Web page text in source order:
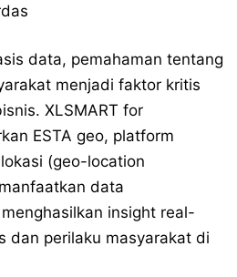
data, pemahaman tentang
menjadi faktor kritis
XLSMART for
ESTA geo, platform
(geo-location
data
insight real-
dan perilaku masyarakat di